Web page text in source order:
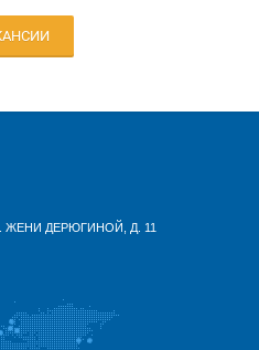
ЖЕНИ ДЕРЮГИНОЙ, Д. 11